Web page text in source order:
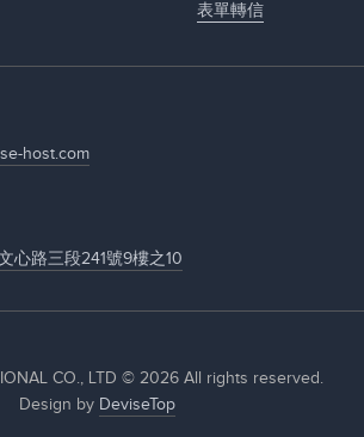
表單轉信
host.com
心路三段241號9樓之10
CO., LTD © 2026 All rights reserved.
Design by DeviseTop